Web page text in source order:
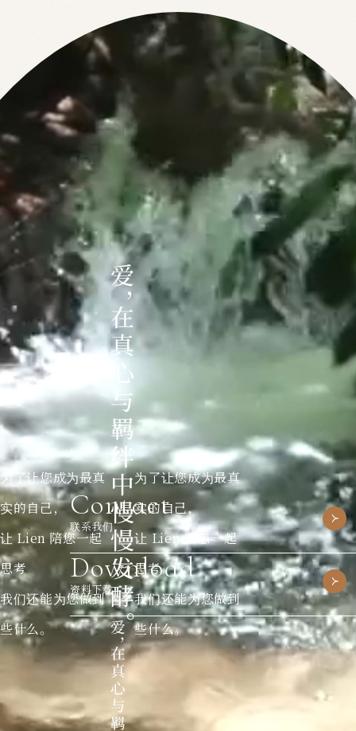
为了让您成为最真
实的自己，
让 Lien 陪您一起
思考
我们还能为您做到
些什么。
为了让您成为最真
实的自己，
让 Lien 陪您一起
思考
我们还能为您做到
些什么。
Contact
联系我们
Download
资料下载